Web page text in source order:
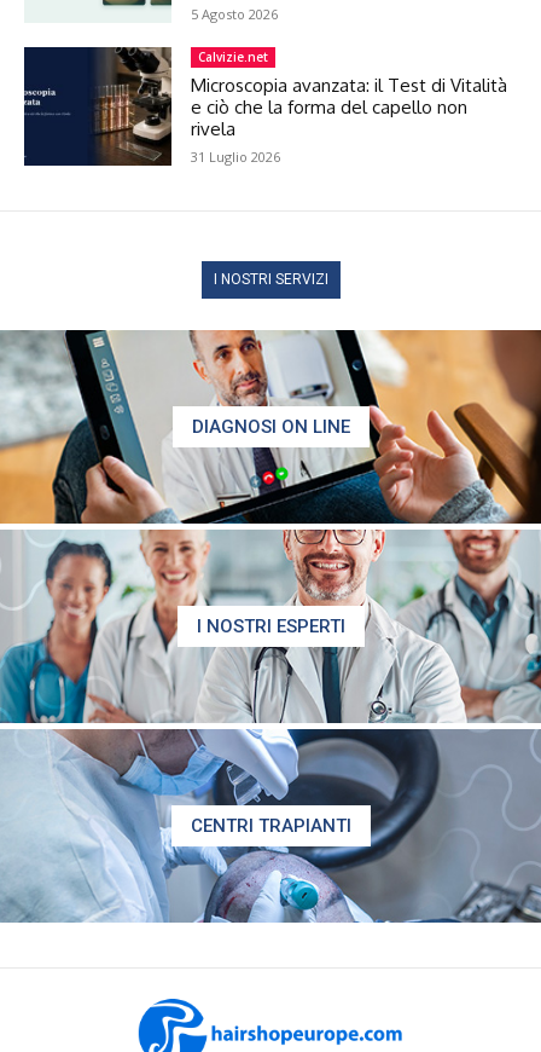
5 Agosto 2026
Calvizie.net
Microscopia avanzata: il Test di Vitalità
e ciò che la forma del capello non
rivela
31 Luglio 2026
I NOSTRI SERVIZI
DIAGNOSI ON LINE
I NOSTRI ESPERTI
CENTRI TRAPIANTI